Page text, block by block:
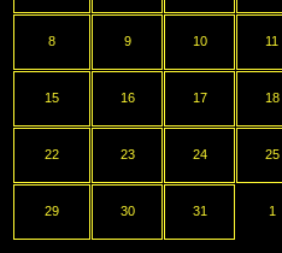
8 9 10 11
15 16 17 18
22 23 24 25
29 30 31 1